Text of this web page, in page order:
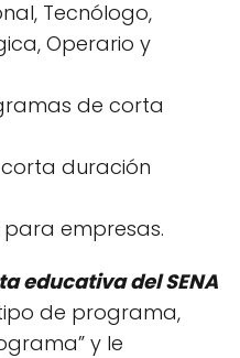
Tecnólogo,
Operario y
de corta
duración
para empresas.
educativa del SENA
de programa,
y le